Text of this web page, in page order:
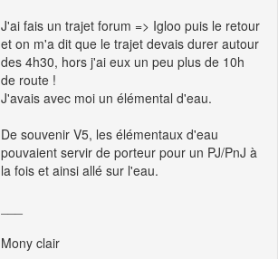
J'ai fais un trajet forum => Igloo puis le retour
et on m'a dit que le trajet devais durer autour
des 4h30, hors j'ai eux un peu plus de 10h
de route !
J'avais avec moi un élémental d'eau.
De souvenir V5, les élémentaux d'eau
pouvaient servir de porteur pour un PJ/PnJ à
la fois et ainsi allé sur l'eau.
Mony clair